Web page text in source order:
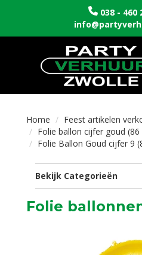
038 - 460
Home
Feest artikelen
Folie ballon cijfer goud (86
Folie Ballon Goud cijfer 9
Bekijk Categorieën
Folie